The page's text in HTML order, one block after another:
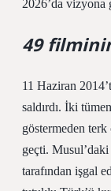
2026’da vizyona
49
11 Haziran
saldırdı. İki
göstermeden
geçti.
tarafından işgal